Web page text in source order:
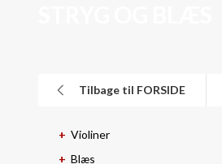
Tilbage til FORSIDE
Violiner
Blæs